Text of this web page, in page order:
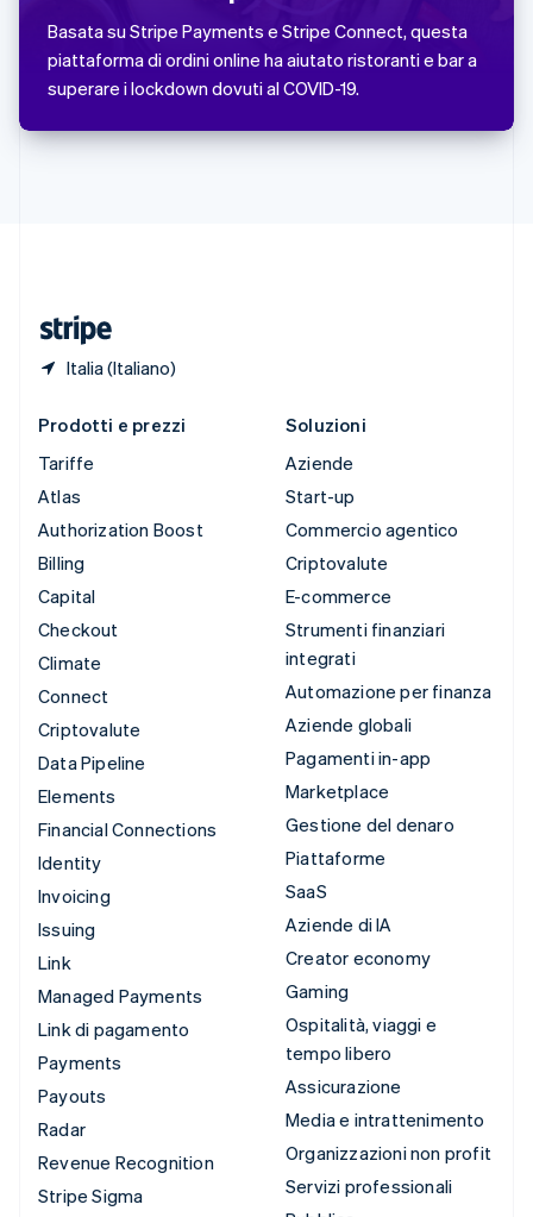
Basata su Stripe Payments e Stripe Connect, questa
piattaforma di ordini online ha aiutato ristoranti e bar a
superare i lockdown dovuti al COVID-19.
Italia (Italiano)
EnglishItaliano
Spagna
EspañolEnglish
Stati Uniti
Svezia
Prodotti e prezzi
Tariffe
Atlas
Authorization Boost
Billing
Capital
Checkout
Climate
Connect
Criptovalute
Data Pipeline
Elements
Financial Connections
Identity
Invoicing
Issuing
Link
Managed Payments
Link di pagamento
Payments
Payouts
Radar
Revenue Recognition
Stripe Sigma
Soluzioni
Aziende
Start-up
Commercio agentico
Criptovalute
E-commerce
Strumenti finanziari
integrati
Automazione per finanza
Aziende globali
Pagamenti in-app
Marketplace
Gestione del denaro
Piattaforme
SaaS
Aziende di IA
Creator economy
Gaming
Ospitalità, viaggi e
tempo libero
Assicurazione
Media e intrattenimento
Organizzazioni non profit
Servizi professionali